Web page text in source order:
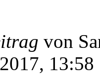
von
13:58